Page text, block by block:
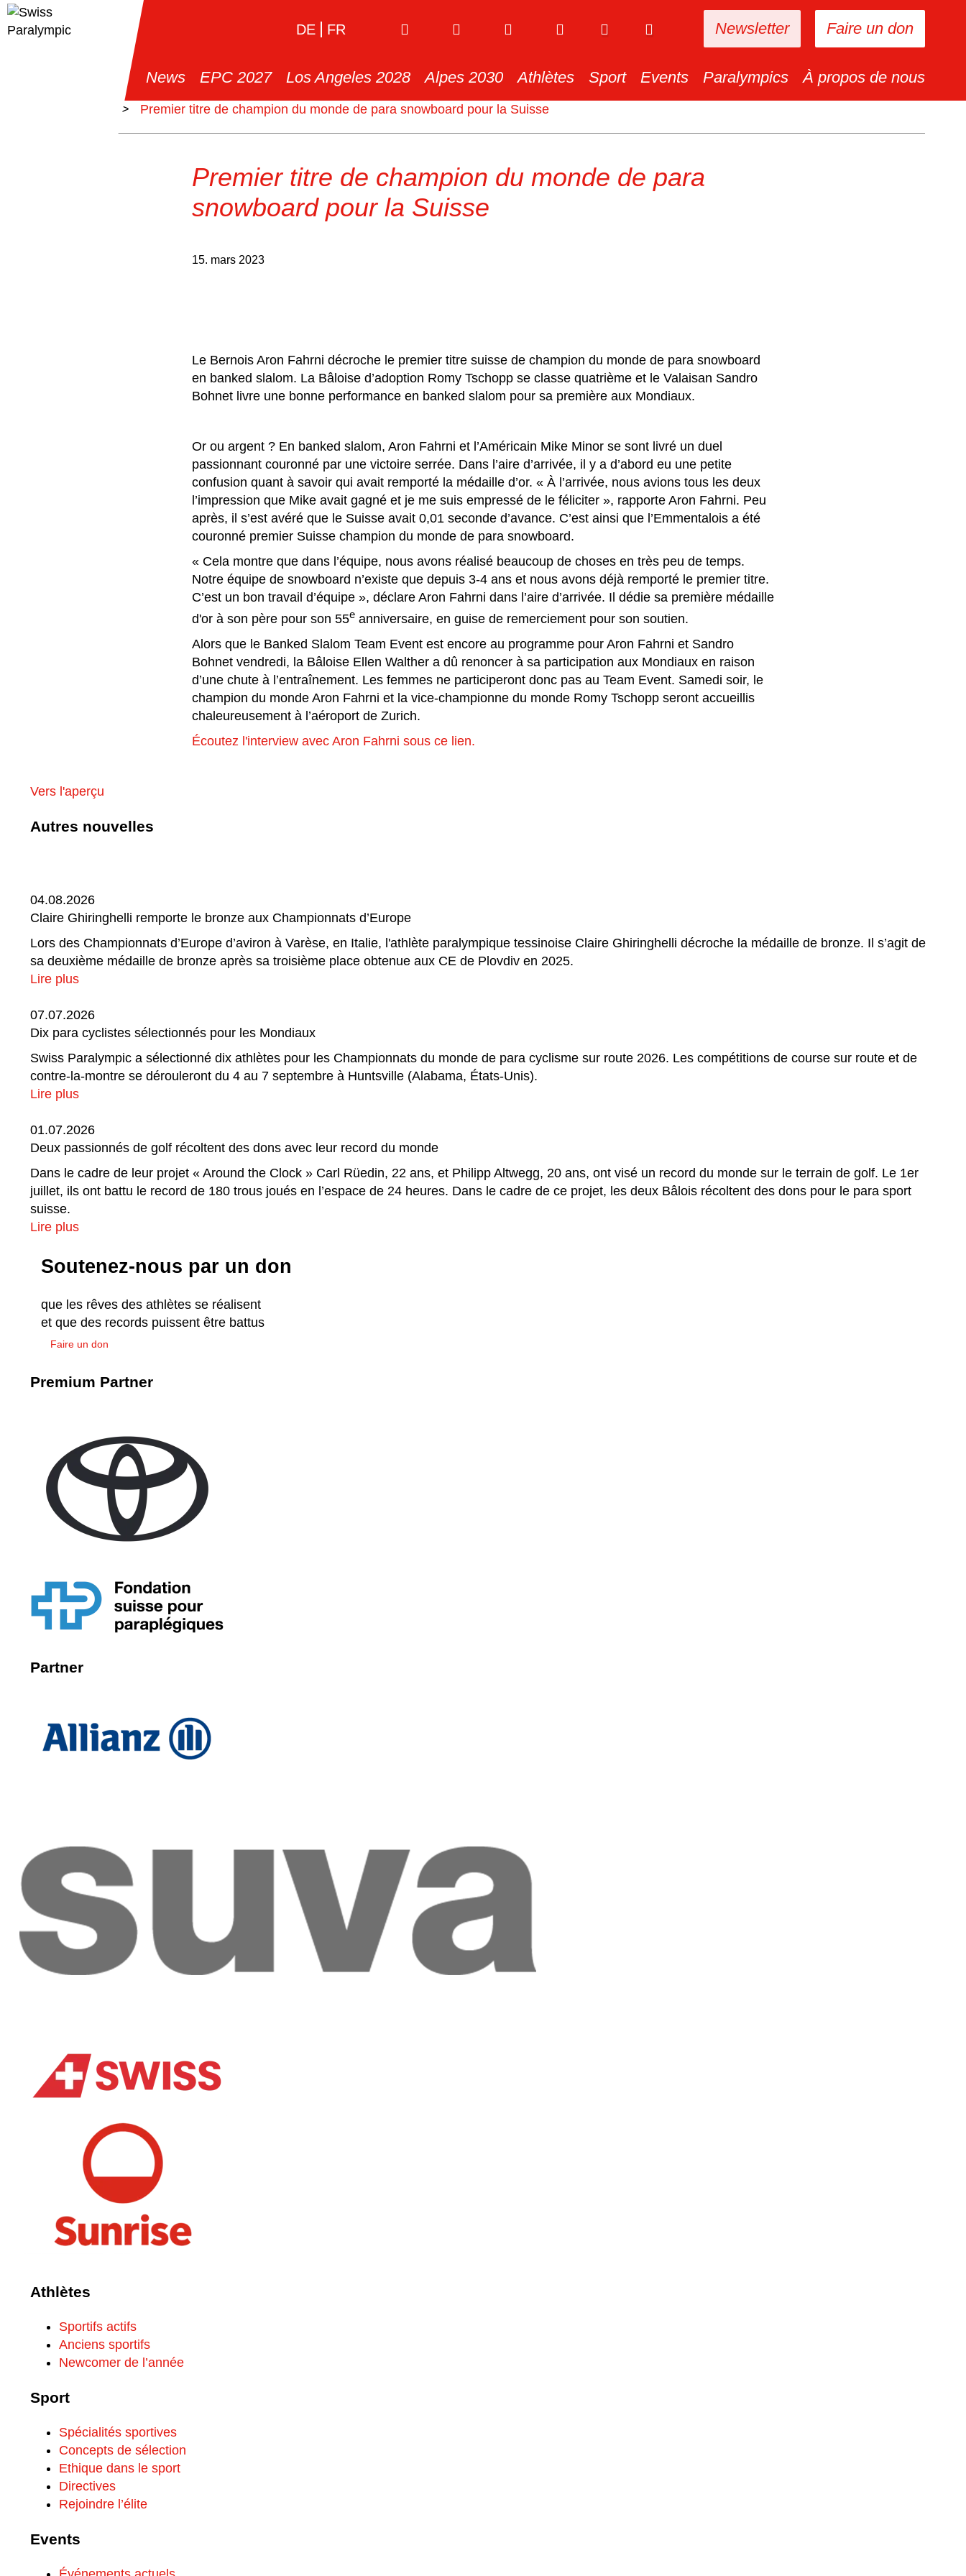
Faire un don
Newsletter
DE FR
News EPC 2027 Los Angeles 2028 Alpes 2030 Athlètes Sport Events Paralympics À propos de nous
> Premier titre de champion du monde de para snowboard pour la Suisse
Premier titre de champion du monde de para
snowboard pour la Suisse
15. mars 2023
Le Bernois Aron Fahrni décroche le premier titre suisse de champion du monde de para snowboard
en banked slalom. La Bâloise d’adoption Romy Tschopp se classe quatrième et le Valaisan Sandro
Bohnet livre une bonne performance en banked slalom pour sa première aux Mondiaux.
Or ou argent ? En banked slalom, Aron Fahrni et l’Américain Mike Minor se sont livré un duel
passionnant couronné par une victoire serrée. Dans l’aire d’arrivée, il y a d’abord eu une petite
confusion quant à savoir qui avait remporté la médaille d’or. « À l’arrivée, nous avions tous les deux
l’impression que Mike avait gagné et je me suis empressé de le féliciter », rapporte Aron Fahrni. Peu
après, il s’est avéré que le Suisse avait 0,01 seconde d’avance. C’est ainsi que l’Emmentalois a été
couronné premier Suisse champion du monde de para snowboard.
« Cela montre que dans l’équipe, nous avons réalisé beaucoup de choses en très peu de temps.
Notre équipe de snowboard n’existe que depuis 3-4 ans et nous avons déjà remporté le premier titre.
C’est un bon travail d’équipe », déclare Aron Fahrni dans l’aire d’arrivée. Il dédie sa première médaille
d'or à son père pour son 55e anniversaire, en guise de remerciement pour son soutien.
Alors que le Banked Slalom Team Event est encore au programme pour Aron Fahrni et Sandro
Bohnet vendredi, la Bâloise Ellen Walther a dû renoncer à sa participation aux Mondiaux en raison
d’une chute à l’entraînement. Les femmes ne participeront donc pas au Team Event. Samedi soir, le
champion du monde Aron Fahrni et la vice-championne du monde Romy Tschopp seront accueillis
chaleureusement à l’aéroport de Zurich.
Écoutez l'interview avec Aron Fahrni sous ce lien.
Vers l'aperçu
Autres nouvelles
04.08.2026
Claire Ghiringhelli remporte le bronze aux Championnats d’Europe
Lors des Championnats d’Europe d’aviron à Varèse, en Italie, l'athlète paralympique tessinoise Claire Ghiringhelli décroche la médaille de bronze. Il s’agit de
sa deuxième médaille de bronze après sa troisième place obtenue aux CE de Plovdiv en 2025.
Lire plus
07.07.2026
Dix para cyclistes sélectionnés pour les Mondiaux
Swiss Paralympic a sélectionné dix athlètes pour les Championnats du monde de para cyclisme sur route 2026. Les compétitions de course sur route et de
contre-la-montre se dérouleront du 4 au 7 septembre à Huntsville (Alabama, États-Unis).
Lire plus
01.07.2026
Deux passionnés de golf récoltent des dons avec leur record du monde
Dans le cadre de leur projet « Around the Clock » Carl Rüedin, 22 ans, et Philipp Altwegg, 20 ans, ont visé un record du monde sur le terrain de golf. Le 1er
juillet, ils ont battu le record de 180 trous joués en l’espace de 24 heures. Dans le cadre de ce projet, les deux Bâlois récoltent des dons pour le para sport
suisse.
Lire plus
Soutenez-nous par un don
que les rêves des athlètes se réalisent
et que des records puissent être battus
Faire un don
Premium Partner
Partner
Athlètes
Sportifs actifs
Anciens sportifs
Newcomer de l’année
Sport
Spécialités sportives
Concepts de sélection
Ethique dans le sport
Directives
Rejoindre l’élite
Events